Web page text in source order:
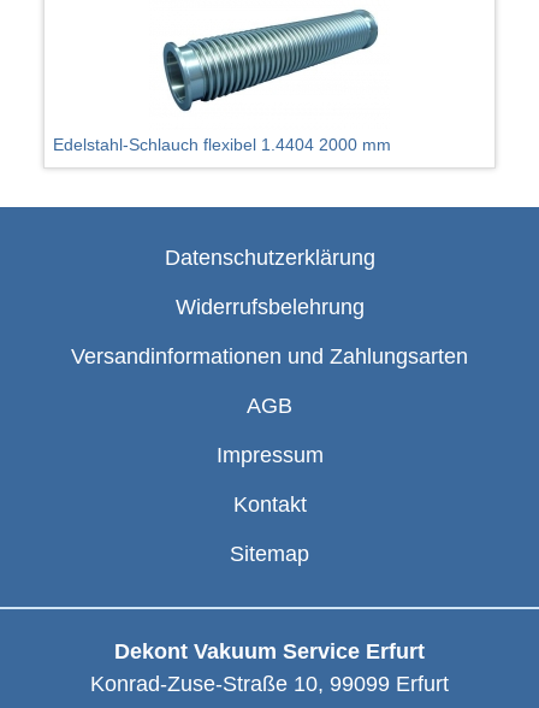
Edelstahl-Schlauch flexibel 1.4404 2000 mm
Datenschutzerklärung
Widerrufsbelehrung
Versandinformationen und Zahlungsarten
AGB
Impressum
Kontakt
Sitemap
Dekont Vakuum Service Erfurt
Konrad-Zuse-Straße 10, 99099 Erfurt